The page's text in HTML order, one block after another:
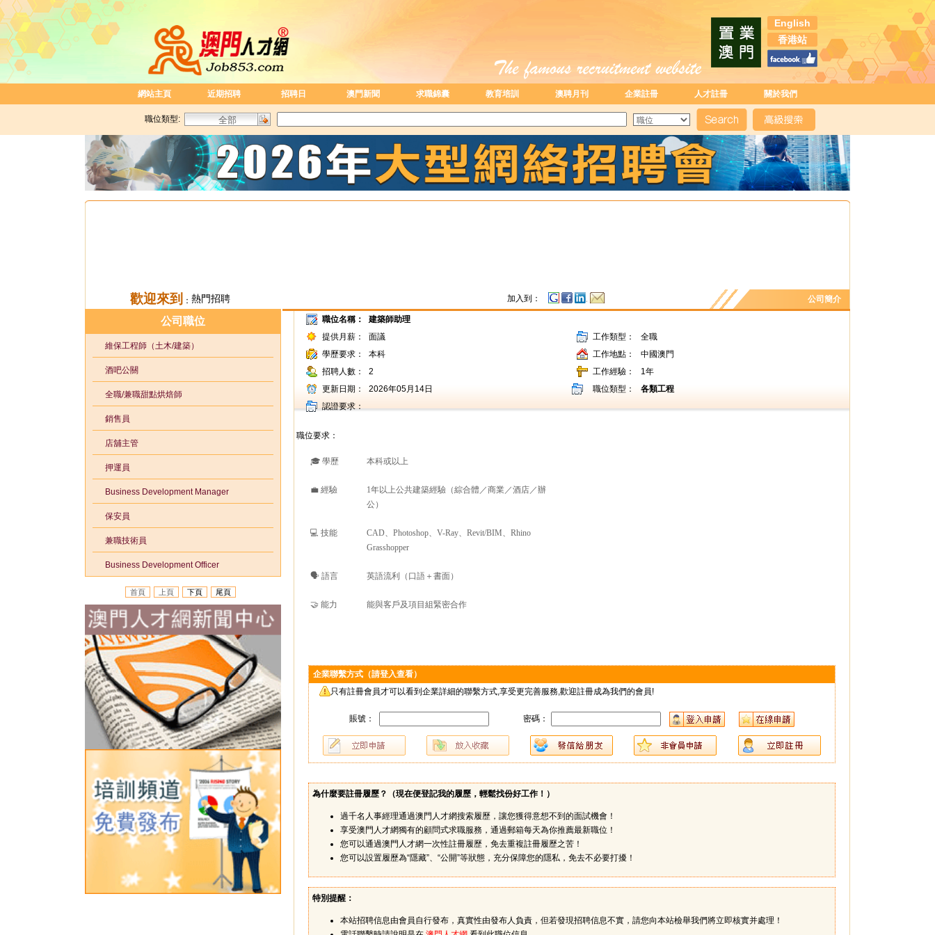
English
香港站
網站主頁 近期招聘 招聘日 澳門新聞 求職錦囊 教育培訓 澳聘月刊 企業註冊 人才註冊 關於我們
職位類型:
歡迎來到 ： 熱門招聘 加入到： 公司簡介
公司職位
維保工程師（土木/建築）
酒吧公關
全職/兼職甜點烘焙師
銷售員
店舖主管
押運員
Business Development Manager
保安員
兼職技術員
Business Development Officer
首頁 上頁 下頁 尾頁
職位名稱：
建築師助理
提供月薪：
面議 工作類型：
全職
學歷要求：
本科 工作地點：
中國澳門
招聘人數：
2 工作經驗：
1年
更新日期：
2026年05月14日 職位類型：
各類工程
認證要求：
職位要求：
🎓 學歷 本科或以上
💼 經驗
1年以上公共建築經驗（綜合體／商業／酒店／辦
公）
💻 技能
CAD、Photoshop、V-Ray、Revit/BIM、Rhino
Grasshopper
🗣️ 語言 英語流利（口語＋書面）
🤝 能力 能與客戶及項目組緊密合作
企業聯繫方式（請登入查看）
只有註冊會員才可以看到企業詳細的聯繫方式,享受更完善服務,歡迎註冊成為我們的會員!
賬號： 密碼：
為什麼要註冊履歷？（現在便登記我的履歷，輕鬆找份好工作！ ）
過千名人事經理通過澳門人才網搜索履歷，讓您獲得意想不到的面試機會！
享受澳門人才網獨有的顧問式求職服務，通過郵箱每天為你推薦最新職位！
您可以通過澳門人才網一次性註冊履歷，免去重複註冊履歷之苦！
您可以設置履歷為“隱藏”、“公開”等狀態，充分保障您的隱私，免去不必要打擾！
特別提醒：
本站招聘信息由會員自行發布，真實性由發布人負責，但若發現招聘信息不實，請您向本站檢舉我們將立即核實并處理！